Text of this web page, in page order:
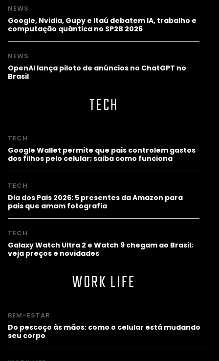
NEWS
Google, Nvidia, Gupy e Itaú debatem IA, trabalho e
computação quântica no SP2B 2026
NEWS
OpenAI lança piloto de anúncios no ChatGPT no
Brasil
TECH
TECH
Google Wallet permite que pais controlem gastos
dos filhos pelo celular; saiba como funciona
TECH
Dia dos Pais 2026: 5 presentes da Amazon para
pais que amam fotografia
TECH
Galaxy Watch Ultra 2 e Watch 9 chegam ao Brasil;
veja preços e novidades
WORK LIFE
BEM-ESTAR
Do pescoço às mãos: como o celular está mudando
seu corpo